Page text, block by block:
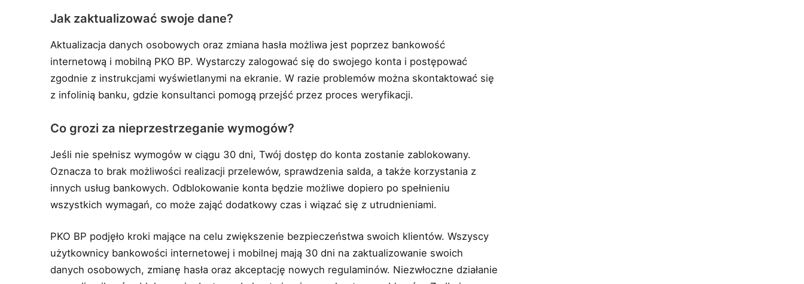
Jak zaktualizować swoje dane?
Aktualizacja danych osobowych oraz zmiana hasła możliwa jest poprzez bankowość
internetową i mobilną PKO BP. Wystarczy zalogować się do swojego konta i postępować
zgodnie z instrukcjami wyświetlanymi na ekranie. W razie problemów można skontaktować się
z infolinią banku, gdzie konsultanci pomogą przejść przez proces weryfikacji.
Co grozi za nieprzestrzeganie wymogów?
Jeśli nie spełnisz wymogów w ciągu 30 dni, Twój dostęp do konta zostanie zablokowany.
Oznacza to brak możliwości realizacji przelewów, sprawdzenia salda, a także korzystania z
innych usług bankowych. Odblokowanie konta będzie możliwe dopiero po spełnieniu
wszystkich wymagań, co może zająć dodatkowy czas i wiązać się z utrudnieniami.
PKO BP podjęło kroki mające na celu zwiększenie bezpieczeństwa swoich klientów. Wszyscy
użytkownicy bankowości internetowej i mobilnej mają 30 dni na zaktualizowanie swoich
danych osobowych, zmianę hasła oraz akceptację nowych regulaminów. Niezwłoczne działanie